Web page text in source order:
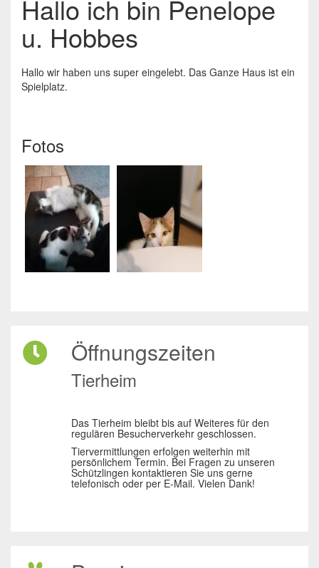
Hallo ich bin Penelope
u. Hobbes
Hallo wir haben uns super eingelebt. Das Ganze Haus ist ein
Spielplatz.
Fotos
Öffnungszeiten
Tierheim
Das Tierheim bleibt bis auf Weiteres für den
regulären Besucherverkehr geschlossen.
Tiervermittlungen erfolgen weiterhin mit
persönlichem Termin. Bei Fragen zu unseren
Schützlingen kontaktieren Sie uns gerne
telefonisch oder per E-Mail. Vielen Dank!